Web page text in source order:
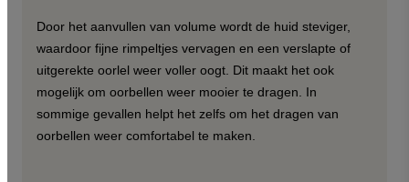
Door het aanvullen van volume wordt de huid steviger,
waardoor fijne rimpeltjes vervagen en een verslapte of
uitgerekte oorlel weer voller oogt. Dit maakt het ook
mogelijk om oorbellen weer mooier te dragen. In
sommige gevallen helpt het zelfs om het dragen van
oorbellen weer comfortabel te maken.